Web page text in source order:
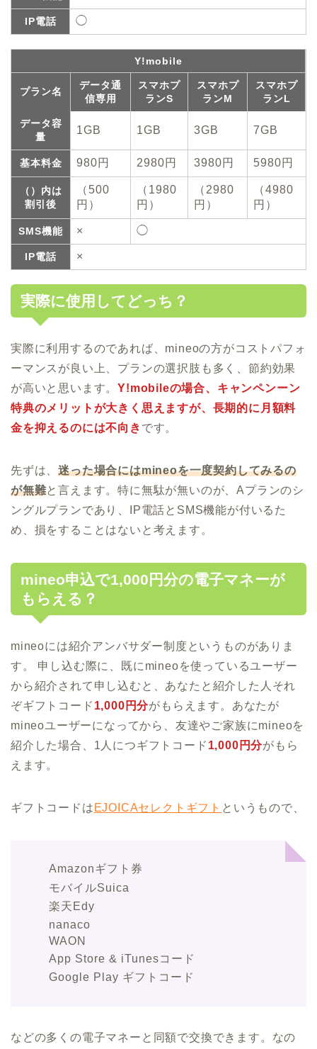
IP電話 ◯
Y!mobile
プラン名
データ通
信専用
スマホプ
ランS
スマホプ
ランM
スマホプ
ランL
データ容
量
1GB 1GB 3GB 7GB
基本料金 980円 2980円 3980円 5980円
（）内は
割引後
（500
円）
（1980
円）
（2980
円）
（4980
円）
SMS機能 × ◯
IP電話 ×
実際に使用してどっち？
実際に利用するのであれば、mineoの方がコストパフォ
ーマンスが良い上、プランの選択肢も多く、節約効果
が高いと思います。Y!mobileの場合、キャンペンーン
特典のメリットが大きく思えますが、長期的に月額料
金を抑えるのには不向き です。
先ずは、迷った場合にはmineoを一度契約してみるの
が無難と言えます。特に無駄が無いのが、Aプランのシ
ングルプランであり、IP電話とSMS機能が付いるた
め、損をすることはないと考えます。
mineo申込で1,000円分の電子マネーが
もらえる？
mineoには紹介アンバサダー制度というものがありま
す。 申し込む際に、既にmineoを使っているユーザー
から紹介されて申し込むと、あなたと紹介した人それ
ぞギフトコード 1,000円分がもらえます。あなたが
mineoユーザーになってから、友達やご家族にmineoを
紹介した場合、1人につギフトコード 1,000円分がもら
えます。
ギフトコードは EJOICAセレクトギフト というもので、
Amazonギフト券
モバイルSuica
楽天Edy
nanaco
WAON
App Store & iTunesコード
Google Play ギフトコード
などの多くの電子マネーと同額で交換できます。なの